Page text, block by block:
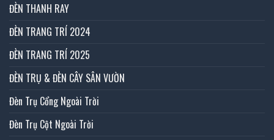
ĐÈN THANH RAY
ĐÈN TRANG TRÍ 2024
ĐÈN TRANG TRÍ 2025
ĐÈN TRỤ & ĐÈN CÂY SÂN VƯỜN
Đèn Trụ Cổng Ngoài Trời
Đèn Trụ Cột Ngoài Trời